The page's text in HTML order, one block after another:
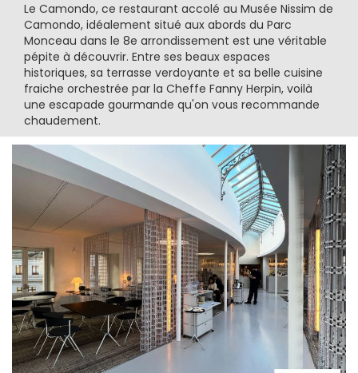
Le Camondo, ce restaurant accolé au Musée Nissim de
Camondo, idéalement situé aux abords du Parc
Monceau dans le 8e arrondissement est une véritable
pépite à découvrir. Entre ses beaux espaces
historiques, sa terrasse verdoyante et sa belle cuisine
fraiche orchestrée par la Cheffe Fanny Herpin, voilà
une escapade gourmande qu'on vous recommande
chaudement.